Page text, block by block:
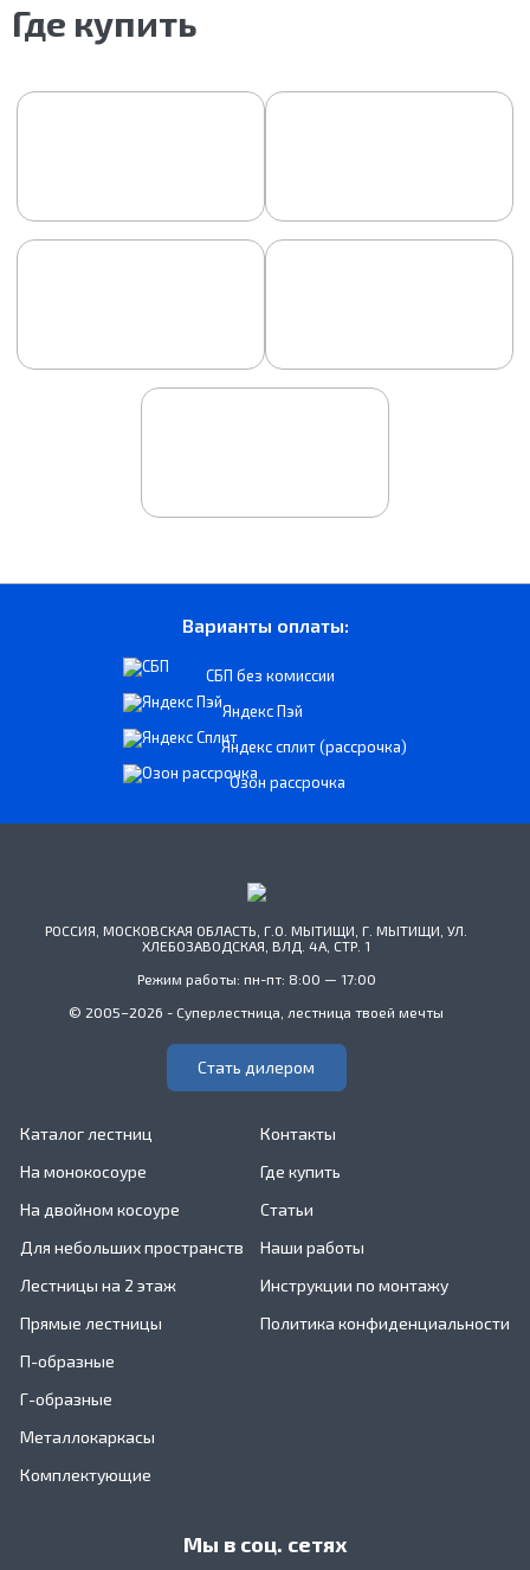
Где купить
Варианты оплаты:
СБП без комиссии
Яндекс Пэй
Яндекс сплит (рассрочка)
Озон рассрочка
РОССИЯ, МОСКОВСКАЯ ОБЛАСТЬ, Г.О. МЫТИЩИ, Г. МЫТИЩИ, УЛ.
ХЛЕБОЗАВОДСКАЯ, ВЛД. 4А, СТР. 1
Режим работы: пн-пт: 8:00 — 17:00
© 2005–2026 - Суперлестница, лестница твоей мечты
Стать дилером
Каталог лестниц
На монокосоуре
На двойном косоуре
Для небольших пространств
Лестницы на 2 этаж
Прямые лестницы
П-образные
Г-образные
Металлокаркасы
Комплектующие
Контакты
Где купить
Статьи
Наши работы
Инструкции по монтажу
Политика конфиденциальности
Мы в соц. сетях